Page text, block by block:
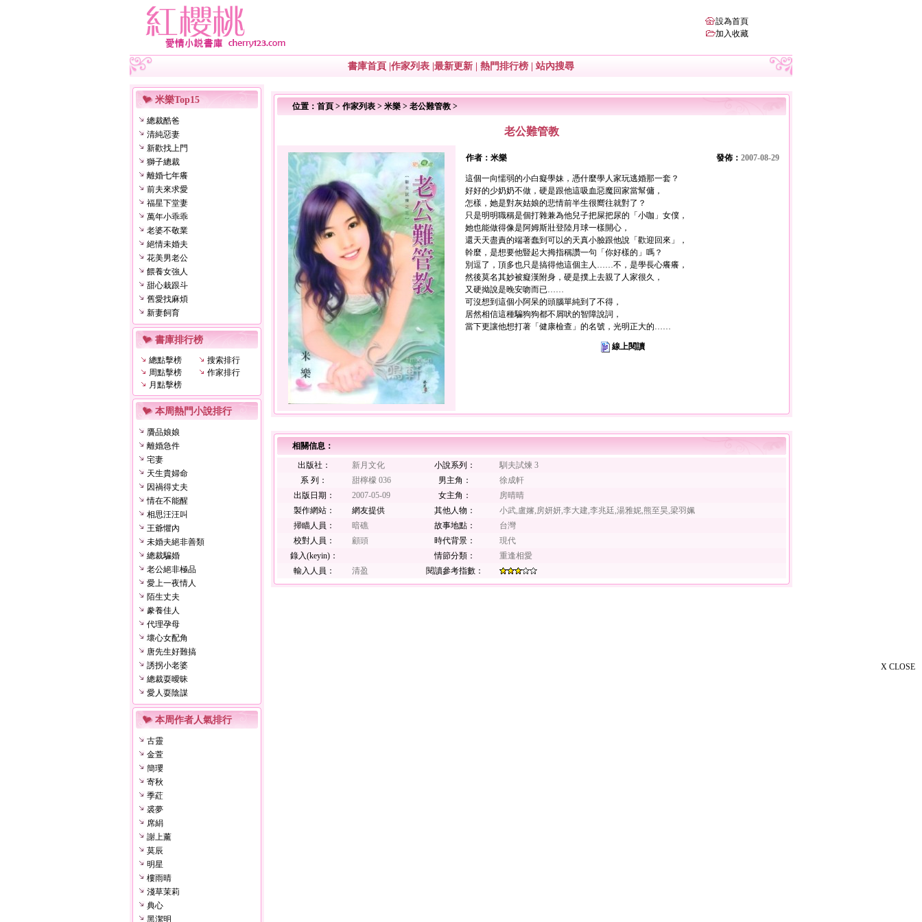
X CLOSE
設為首頁
加入收藏
書庫首頁 作家列表 最新更新 熱門排行榜 站內搜尋
米樂Top15
總裁酷爸
清純惡妻
新歡找上門
獅子總裁
離婚七年癢
前夫來求愛
福星下堂妻
萬年小乖乖
老婆不敬業
絕情未婚夫
花美男老公
餵養女強人
甜心栽跟斗
舊愛找麻煩
新妻飼育
書庫排行榜
總點擊榜
搜索排行
周點擊榜
作家排行
月點擊榜
本周熱門小說排行
贗品娘娘
離婚急件
宅妻
天生貴婦命
因禍得丈夫
情在不能醒
相思汪汪叫
王爺懼內
未婚夫絕非善類
總裁騙婚
老公絕非極品
愛上一夜情人
陌生丈夫
豢養佳人
代理孕母
壞心女配角
唐先生好難搞
誘拐小老婆
總裁耍曖昧
愛人耍陰謀
本周作者人氣排行
古靈
金萱
簡瓔
寄秋
季葒
裘夢
席絹
謝上薰
莫辰
明星
樓雨晴
淺草茉莉
典心
黑潔明
位置： 首頁 > 作家列表 > 米樂 > 老公難管教 >
老公難管教
作者： 米樂 發佈： 2007-08-29
這個一向懦弱的小白癡學妹，憑什麼學人家玩逃婚那一套？
好好的少奶奶不做，硬是跟他這吸血惡魔回家當幫傭，
怎樣，她是對灰姑娘的悲情前半生很嚮往就對了？
只是明明職稱是個打雜兼為他兒子把屎把尿的「小咖」女僕，
她也能做得像是阿姆斯壯登陸月球一樣開心，
還天天盡責的端著蠢到可以的天真小臉跟他說「歡迎回來」，
幹麼，是想要他豎起大拇指稱讚一句「你好樣的」嗎？
別逗了，頂多也只是搞得他這個主人……不，是學長心癢癢，
然後莫名其妙被癡漢附身，硬是撲上去親了人家很久，
又硬拗說是晚安吻而已……
可沒想到這個小阿呆的頭腦單純到了不得，
居然相信這種騙狗狗都不屑吠的智障說詞，
當下更讓他想打著「健康檢查」的名號，光明正大的……
線上閱讀
相關信息：
出版社：
新月文化 小說系列：
馴夫試煉 3
系 列：
甜檸檬 036 男主角：
徐成軒
出版日期：
2007-05-09 女主角：
房晴晴
製作網站：
網友提供 其他人物：
小武,盧嬸,房妍妍,李大建,李兆廷,湯雅妮,熊至昊,梁羽姵
掃瞄人員：
暗礁 故事地點：
台灣
校對人員：
顧頭 時代背景：
現代
錄入(keyin)：
情節分類：
重逢相愛
輸入人員：
清盈 閱讀參考指數：